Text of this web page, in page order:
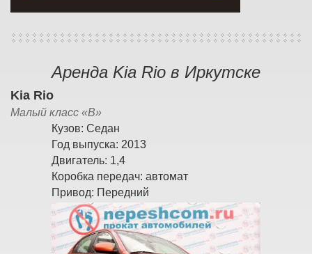
Аренда Kia Rio в Иркутске
Kia Rio
Малый класс «B»
Кузов: Седан
Год выпуска: 2013
Двигатель: 1,4
Коробка передач: автомат
Привод: Передний